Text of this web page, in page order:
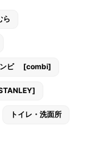
ら
ンビ [combi]
トイレ・洗面所